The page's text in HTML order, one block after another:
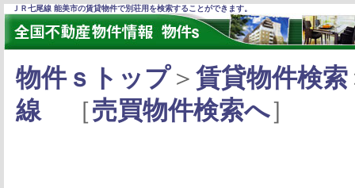
ＪＲ七尾線 能美市の賃貸物件で別荘用を検索することができます。
物件ｓトップ＞ 賃貸物件検索
線［売買物件検索へ］